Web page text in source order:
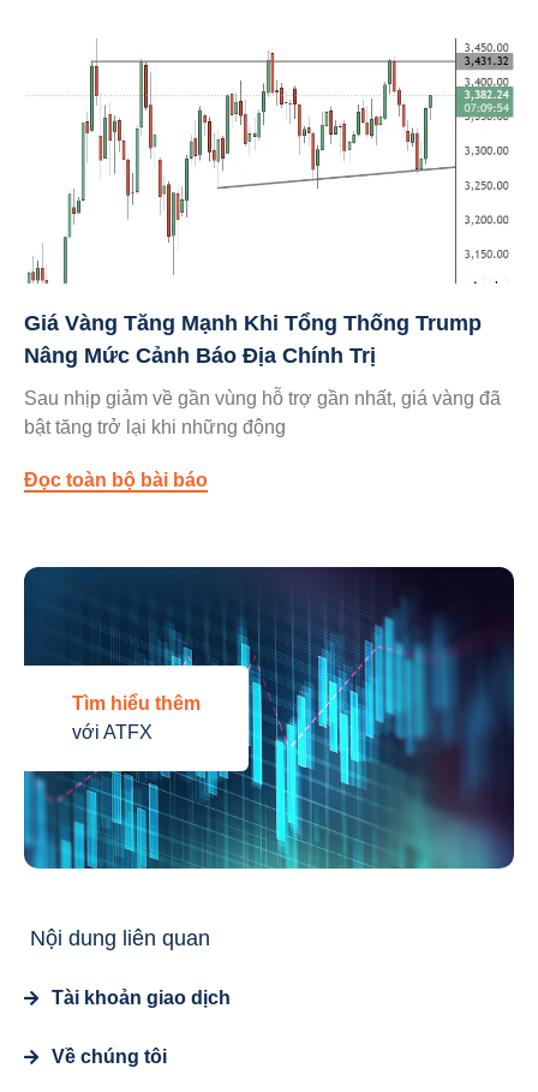
Giá Vàng Tăng Mạnh Khi Tổng Thống Trump
Nâng Mức Cảnh Báo Địa Chính Trị
Sau nhịp giảm về gần vùng hỗ trợ gần nhất, giá vàng đã
bật tăng trở lại khi những động
Đọc toàn bộ bài báo
Tìm hiểu thêm
với ATFX
Nội dung liên quan
Tài khoản giao dịch
Về chúng tôi